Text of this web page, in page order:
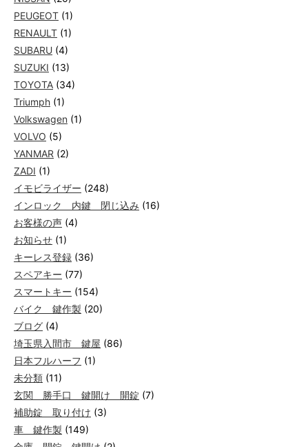
PEUGEOT (1)
RENAULT (1)
SUBARU (4)
SUZUKI (13)
TOYOTA (34)
Triumph (1)
Volkswagen (1)
VOLVO (5)
YANMAR (2)
ZADI (1)
イモビライザー (248)
インロック 内鍵 閉じ込み (16)
お客様の声 (4)
お知らせ (1)
キーレス登録 (36)
スペアキー (77)
スマートキー (154)
バイク 鍵作製 (20)
ブログ (4)
埼玉県入間市 鍵屋 (86)
日本フルハーフ (1)
未分類 (11)
玄関 勝手口 鍵開け 開錠 (7)
補助錠 取り付け (3)
車 鍵作製 (149)